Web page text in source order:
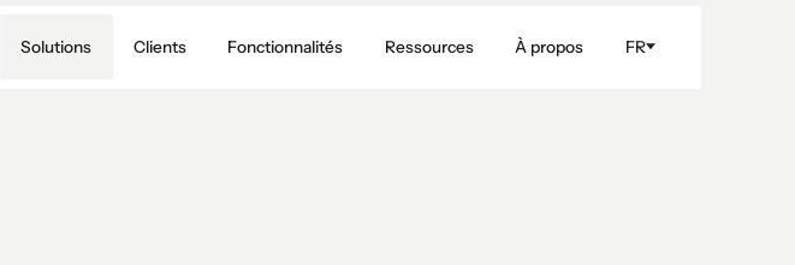
Solutions Clients Fonctionnalités Ressources À propos FR